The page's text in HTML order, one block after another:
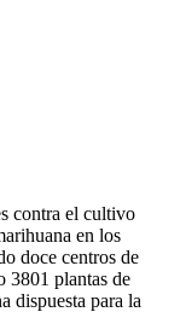
contra el cultivo
en los
doce centros de
3801 plantas de
dispuesta para la